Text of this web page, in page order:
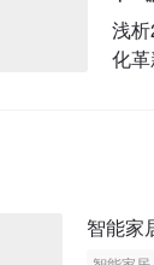
浅
化
智能家